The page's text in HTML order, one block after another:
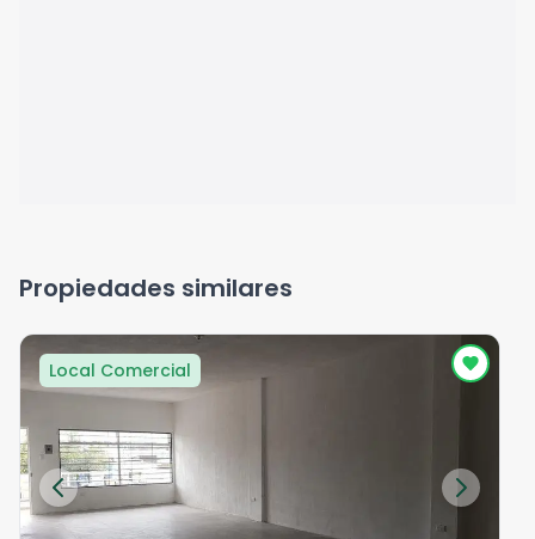
Propiedades similares
Local Comercial